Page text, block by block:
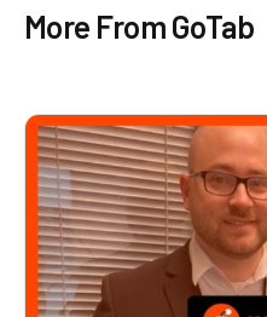
More From GoTab